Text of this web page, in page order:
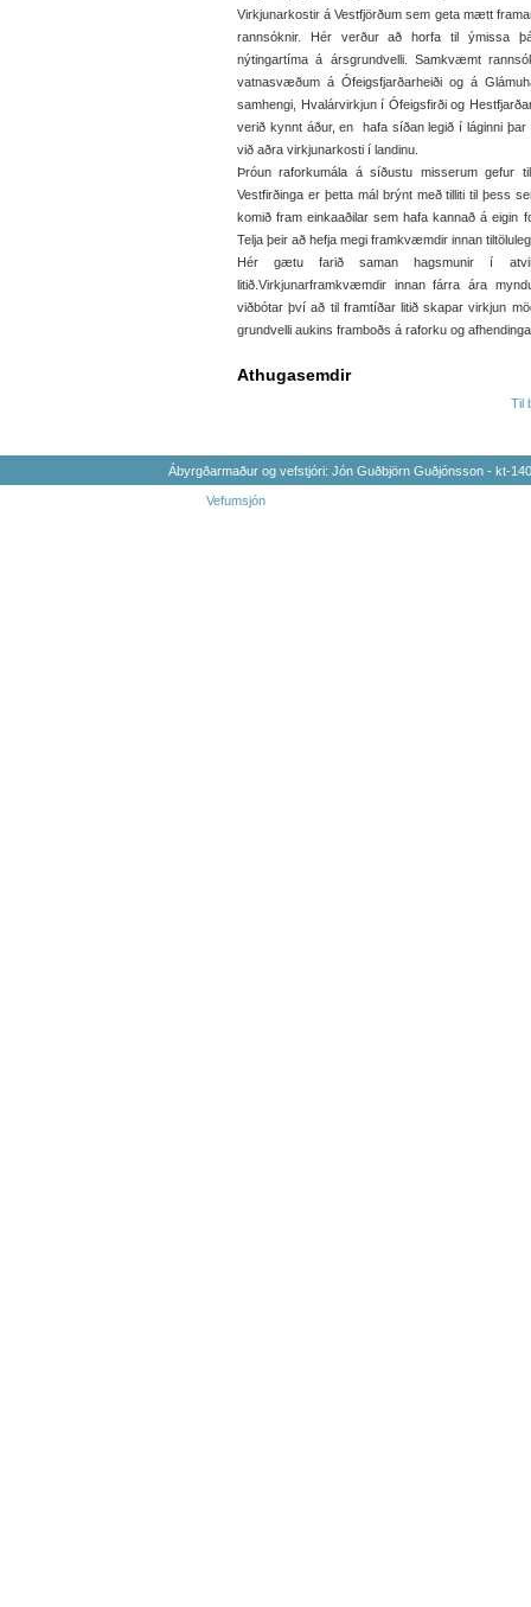
Virkjunarkostir á Vestfjörðum sem geta mætt
rannsóknir. Hér verður að horfa til ýmissa
nýtingartíma á ársgrundvelli. Samkvæmt
vatnasvæðum á Ófeigsfjarðarheiði og á
samhengi, Hvalárvirkjun í Ófeigsfirði og
verið kynnt áður, en hafa síðan legið í láginni
við aðra virkjunarkosti í landinu.
Þróun raforkumála á síðustu misserum
Vestfirðinga er þetta mál brýnt með tilliti til þess
komið fram einkaaðilar sem hafa kannað á
Telja þeir að hefja megi framkvæmdir innan
Hér gætu farið saman hagsmunir í
litið.Virkjunarframkvæmdir innan fárra ára
viðbótar því að til framtíðar litið skapar virkjun
grundvelli aukins framboðs á raforku og
Athugasemdir
Til
Ábyrgðarmaður og vefstjóri: Jón Guðbjörn Guðjónsson - kt-
Vefumsjón